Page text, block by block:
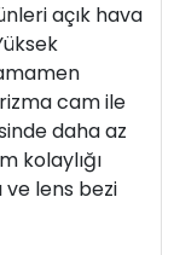
açık hava
cam ile
daha az
kolaylığı
ve lens bezi